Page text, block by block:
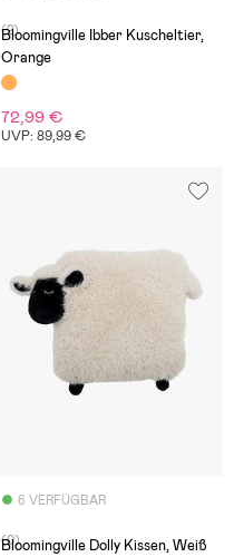
(2)
Bloomingville Ibber Kuscheltier,
Orange
72,99 €
UVP: 89,99 €
6 VERFÜGBAR
(0)
Bloomingville Dolly Kissen, Weiß